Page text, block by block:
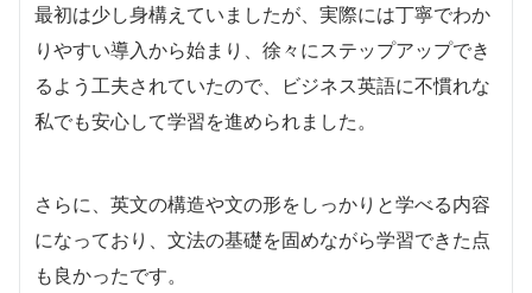
最初は少し身構えていましたが、実際には丁寧でわか
りやすい導入から始まり、徐々にステップアップでき
るよう工夫されていたので、ビジネス英語に不慣れな
私でも安心して学習を進められました。
さらに、英文の構造や文の形をしっかりと学べる内容
になっており、文法の基礎を固めながら学習できた点
も良かったです。